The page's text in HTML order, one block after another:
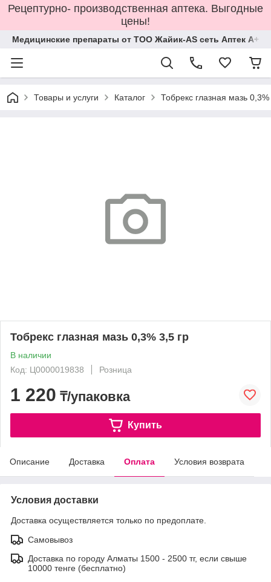
Рецептурно- производственная аптека. Выгодные
цены!
Медицинские препараты от ТОО Жайик-AS сеть Аптек А+
Товары и услуги Каталог Тобрекс глазная мазь 0,3%
Тобрекс глазная мазь 0,3% 3,5 гр
В наличии
Код: Ц0000019838
Розница
1 220 ₸/упаковка
Купить
Описание Доставка Оплата Условия возврата
Условия доставки
Доставка осуществляется только по предоплате.
Самовывоз
Доставка по городу Алматы 1500 - 2500 тг, если свыше
10000 тенге (бесплатно)